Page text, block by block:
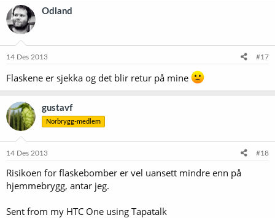
Odland
14 Des 2013 #17
Flaskene er sjekka og det blir retur på mine
gustavf
Norbrygg-medlem
14 Des 2013 #18
Risikoen for flaskebomber er vel uansett mindre enn på
hjemmebrygg, antar jeg.
Sent from my HTC One using Tapatalk